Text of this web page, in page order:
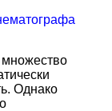
Однако